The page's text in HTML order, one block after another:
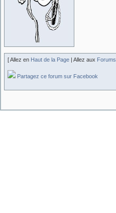
[ Allez en Haut de la Page | Allez aux Forums
Partagez ce forum sur Facebook